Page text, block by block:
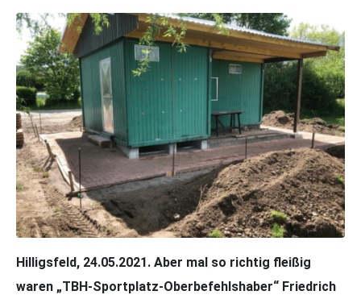
Hilligsfeld, 24.05.2021. Aber mal so richtig fleißig
waren „TBH-Sportplatz-Oberbefehlshaber“ Friedrich